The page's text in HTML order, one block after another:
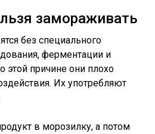
замораживать
без специального
ферментации и
этой причине они плохо
Их употребляют
в морозилку, а потом